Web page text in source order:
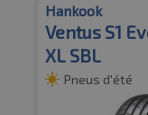
Hankook
Ventus S1
XL SBL
Pneus d'été